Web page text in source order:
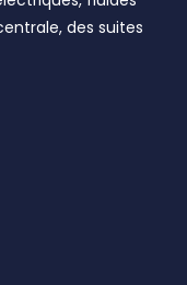
des suites